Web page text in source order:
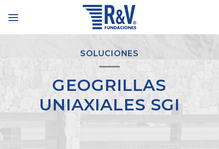
SOLUCIONES
GEOGRILLAS
UNIAXIALES SGI